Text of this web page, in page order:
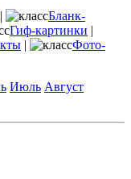
|
Бланк-
Гиф-картинки |
|
Фото-
Июль Август